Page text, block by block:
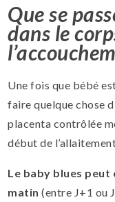
Que se
dans le
Une fois que bébé
faire quelque chose
placenta contrôlée
début de
Le baby blues peut
matin (entre J+1 ou